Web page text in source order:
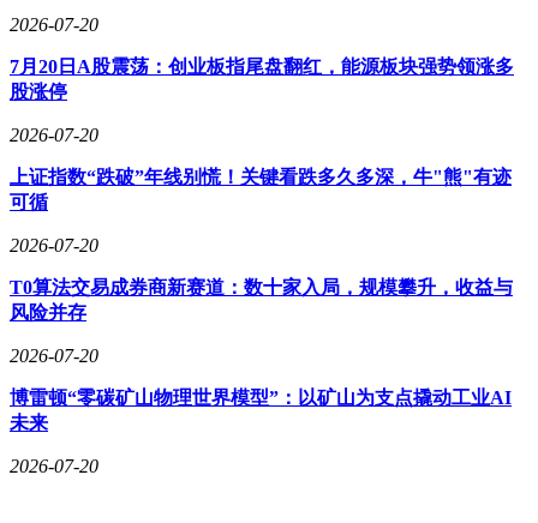
2026-07-20
7月20日A股震荡：创业板指尾盘翻红，能源板块强势领涨多
股涨停
2026-07-20
上证指数“跌破”年线别慌！关键看跌多久多深，牛"熊"有迹
可循
2026-07-20
T0算法交易成券商新赛道：数十家入局，规模攀升，收益与
风险并存
2026-07-20
博雷顿“零碳矿山物理世界模型”：以矿山为支点撬动工业AI
未来
2026-07-20